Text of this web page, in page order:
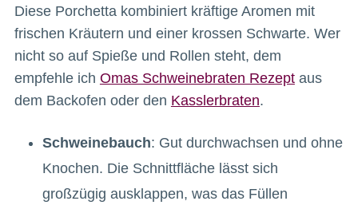
Diese Porchetta kombiniert kräftige Aromen mit
frischen Kräutern und einer krossen Schwarte. Wer
nicht so auf Spieße und Rollen steht, dem
empfehle ich Omas Schweinebraten Rezeptaus
dem Backofen oder den Kasslerbraten.
Schweinebauch: Gut durchwachsen und ohne
Knochen. Die Schnittfläche lässt sich
großzügig ausklappen, was das Füllen